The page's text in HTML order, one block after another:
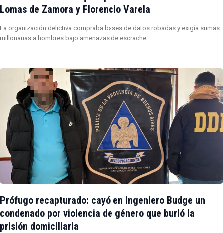
Lomas de Zamora y Florencio Varela
La organización delictiva compraba bases de datos robadas y exigía sumas
millonarias a hombres bajo amenazas de escrache.…
Prófugo recapturado: cayó en Ingeniero Budge un
condenado por violencia de género que burló la
prisión domiciliaria